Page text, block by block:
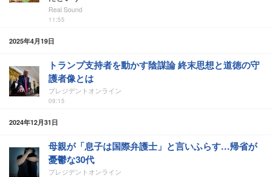
Real Sound
11:55
2025年4月19日
トランプ支持者を動かす陰謀論 終末思想と道徳の守
護者像とは
プレジデントオンライン
09:15
2024年12月31日
母親が「息子は国際弁護士」と言いふらす…帰省が
憂鬱な30代
プレジデントオンライン